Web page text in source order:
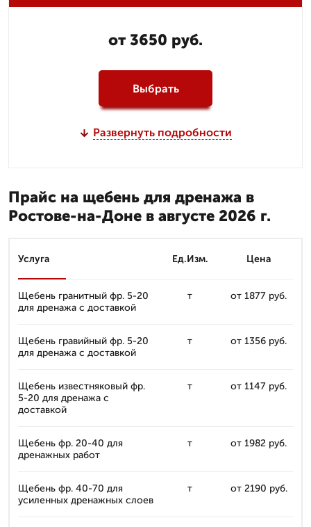
от 3650 руб.
Выбрать
Развернуть подробности
Прайс на щебень для дренажа в
Ростове-на-Доне в августе 2026 г.
Услуга Ед.Изм. Цена
Щебень гранитный фр. 5-20
для дренажа с доставкой
т от 1877 руб.
Щебень гравийный фр. 5-20
для дренажа с доставкой
т от 1356 руб.
Щебень известняковый фр.
5-20 для дренажа с
доставкой
т от 1147 руб.
Щебень фр. 20-40 для
дренажных работ
т от 1982 руб.
Щебень фр. 40-70 для
усиленных дренажных слоев
т от 2190 руб.